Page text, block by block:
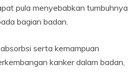
pula menyebabkan tumbuhnya
bagian badan.
serta kemampuan
kanker dalam badan,